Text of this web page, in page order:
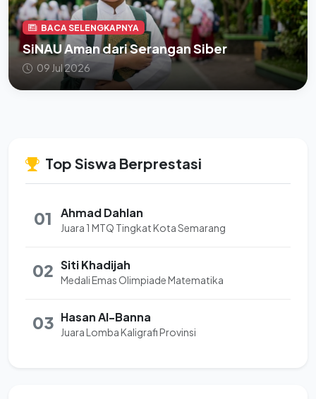
BACA SELENGKAPNYA
SiNAU Aman dari Serangan Siber
09 Jul 2026
Top Siswa Berprestasi
01 Ahmad Dahlan
Juara 1 MTQ Tingkat Kota Semarang
02 Siti Khadijah
Medali Emas Olimpiade Matematika
03 Hasan Al-Banna
Juara Lomba Kaligrafi Provinsi